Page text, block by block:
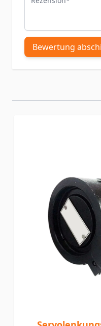
Bewertung